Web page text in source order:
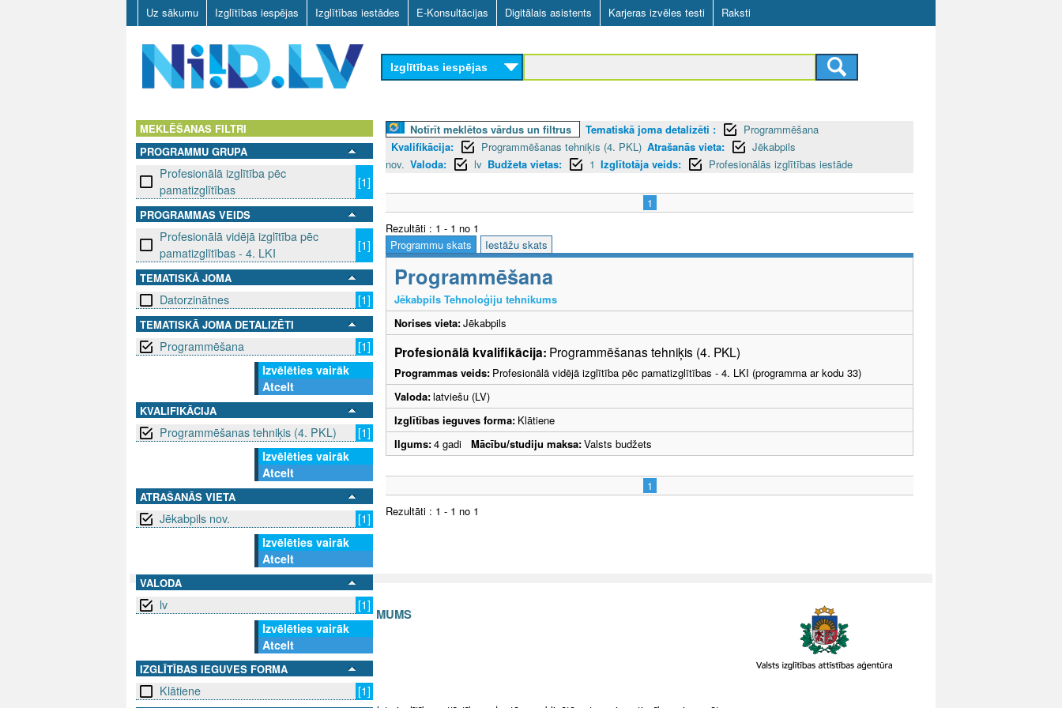
Skip
to
main
content
Uz sākumu Izglītības iespējas Izglītības iestādes E-Konsultācijas Digitālais asistents Karjeras izvēles testi Raksti
D
L
V
Izglītības iespējas
MEKLĒŠANAS FILTRI
PROGRAMMU GRUPA
Profesionālā izglītība pēc
pamatizglītības
[1]
PROGRAMMAS VEIDS
Profesionālā vidējā izglītība pēc
pamatizglītības - 4. LKI
[1]
TEMATISKĀ JOMA
Datorzinātnes [1]
TEMATISKĀ JOMA DETALIZĒTI
Programmēšana
[1]
Izvēlēties vairāk
Atcelt
KVALIFIKĀCIJA
Programmēšanas tehniķis (4. PKL)
[1]
Izvēlēties vairāk
Atcelt
ATRAŠANĀS VIETA
Jēkabpils nov.
[1]
Izvēlēties vairāk
Atcelt
VALODA
lv
[1]
Izvēlēties vairāk
Atcelt
IZGLĪTĪBAS IEGUVES FORMA
Klātiene [1]
Notīrīt meklētos vārdus un filtrus Tematiskā joma detalizēti :
Programmēšana
Kvalifikācija:
Programmēšanas tehniķis (4. PKL) Atrašanās vieta:
Jēkabpils
nov. Valoda: lv Budžeta vietas: 1 Izglītotāja veids: Profesionālās izglītības iestāde
1
Rezultāti : 1 - 1 no 1
Programmu skats
Iestāžu skats
Programmēšana
Jēkabpils Tehnoloģiju tehnikums
Norises vieta:Jēkabpils
Profesionālā kvalifikācija: Programmēšanas tehniķis (4. PKL)
Programmas veids: Profesionālā vidējā izglītība pēc pamatizglītības - 4. LKI (programma ar kodu 33)
Valoda:latviešu (LV)
Izglītības ieguves forma: Klātiene
Ilgums:4 gadi Mācību/studiju maksa:Valsts budžets
1
Rezultāti : 1 - 1 no 1
SEKO MUMS SAZINIES AR MUMS